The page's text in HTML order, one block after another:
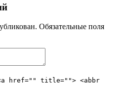
Обязательные поля
href="" title=""> <abbr